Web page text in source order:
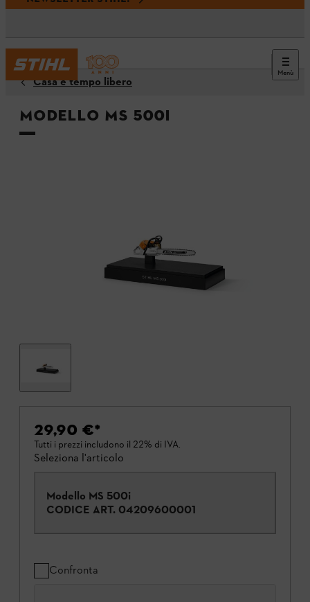
Menù
Casa e tempo libero
Modello MS 500i
29,90 €*
Tutti i prezzi includono il 22% di IVA.
Seleziona l'articolo
Modello MS 500i
CODICE ART. 04209600001
Confronta